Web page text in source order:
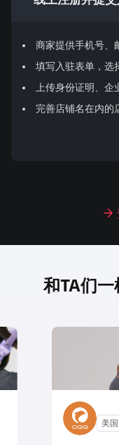
商家提供手机号、
填写入驻表单，选
上传身份证明、
完善店铺名在内的
和TA们
OQQ
美国-POP 运动